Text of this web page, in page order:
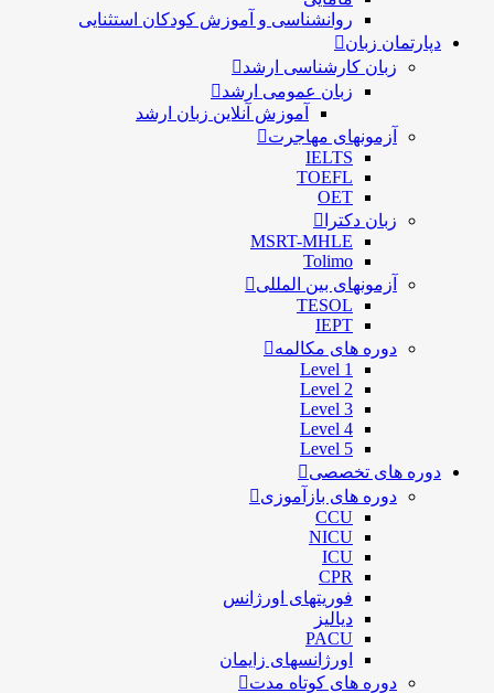
روانشناسی و آموزش کودکان استثنایی
زبان
زبان کارشناسی ارشد
زبان عمومی ارشد
آموزش آنلاین زبان ارشد
آزمونهای مهاجرت
TOEFL
زبان دکترا
MSRT-MHLE
آزمونهای بین المللی
TESOL
دوره های مکالمه
Level 1
Level 2
Level 3
Level 4
Level 5
های تخصصی
دوره های بازآموزی
فوریتهای اورژانس
اورژانسهای زایمان
دوره های کوتاه مدت